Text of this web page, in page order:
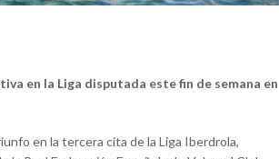
en la Liga disputada este fin de semana en
en la tercera cita de la Liga Iberdrola,